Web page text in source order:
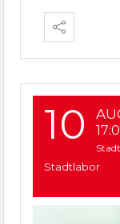
10
Stadtlabor